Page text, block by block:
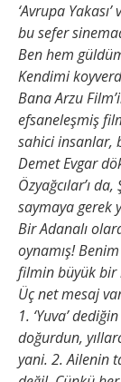
‘Avrupa
bu sefer
Ben hem
Kendimi
Bana Arzu
efsaneleşmiş
sahici insanlar,
Demet Evgar
Özyağcılar’ı
saymaya gerek
Bir Adanalı
oynamış!
filmin büyük bir
Üç net mesaj
1. ‘Yuva’
doğurdun,
yani. 2. Ailenin